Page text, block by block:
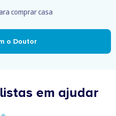
comprar casa
o Doutor
em ajudar